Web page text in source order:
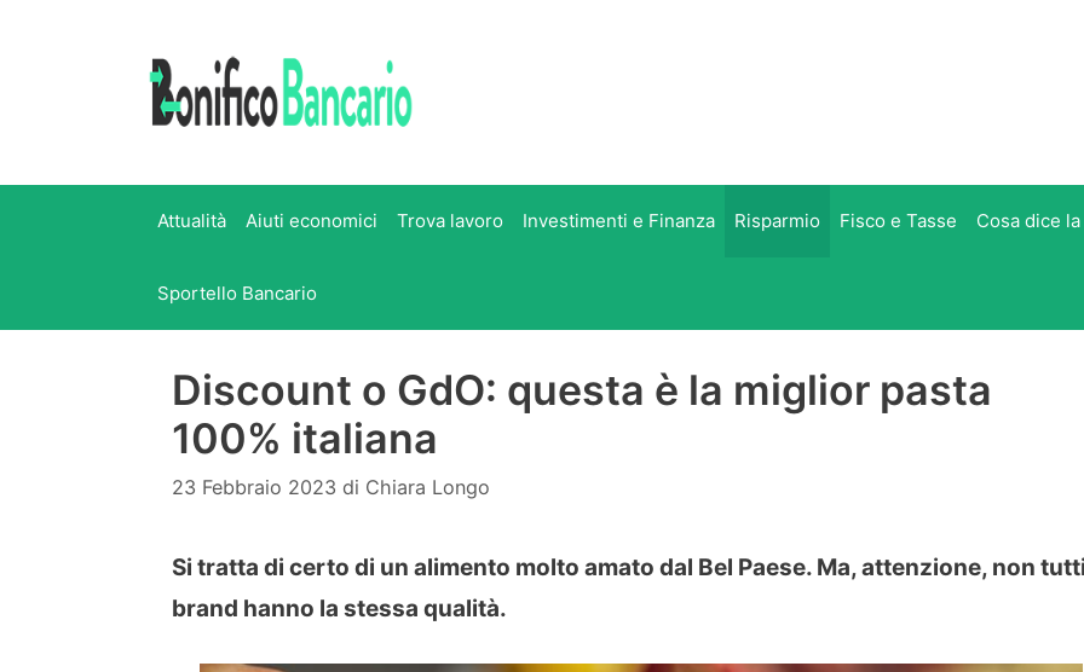
Attualità Aiuti economici Trova lavoro Investimenti e Finanza Risparmio Fisco e Tasse Cosa dice
Sportello Bancario
Discount o GdO: questa è la miglior pasta
100% italiana
23 Febbraio 2023 di Chiara Longo
Si tratta di certo di un alimento molto amato dal Bel Paese. Ma, attenzione, non
brand hanno la stessa qualità.